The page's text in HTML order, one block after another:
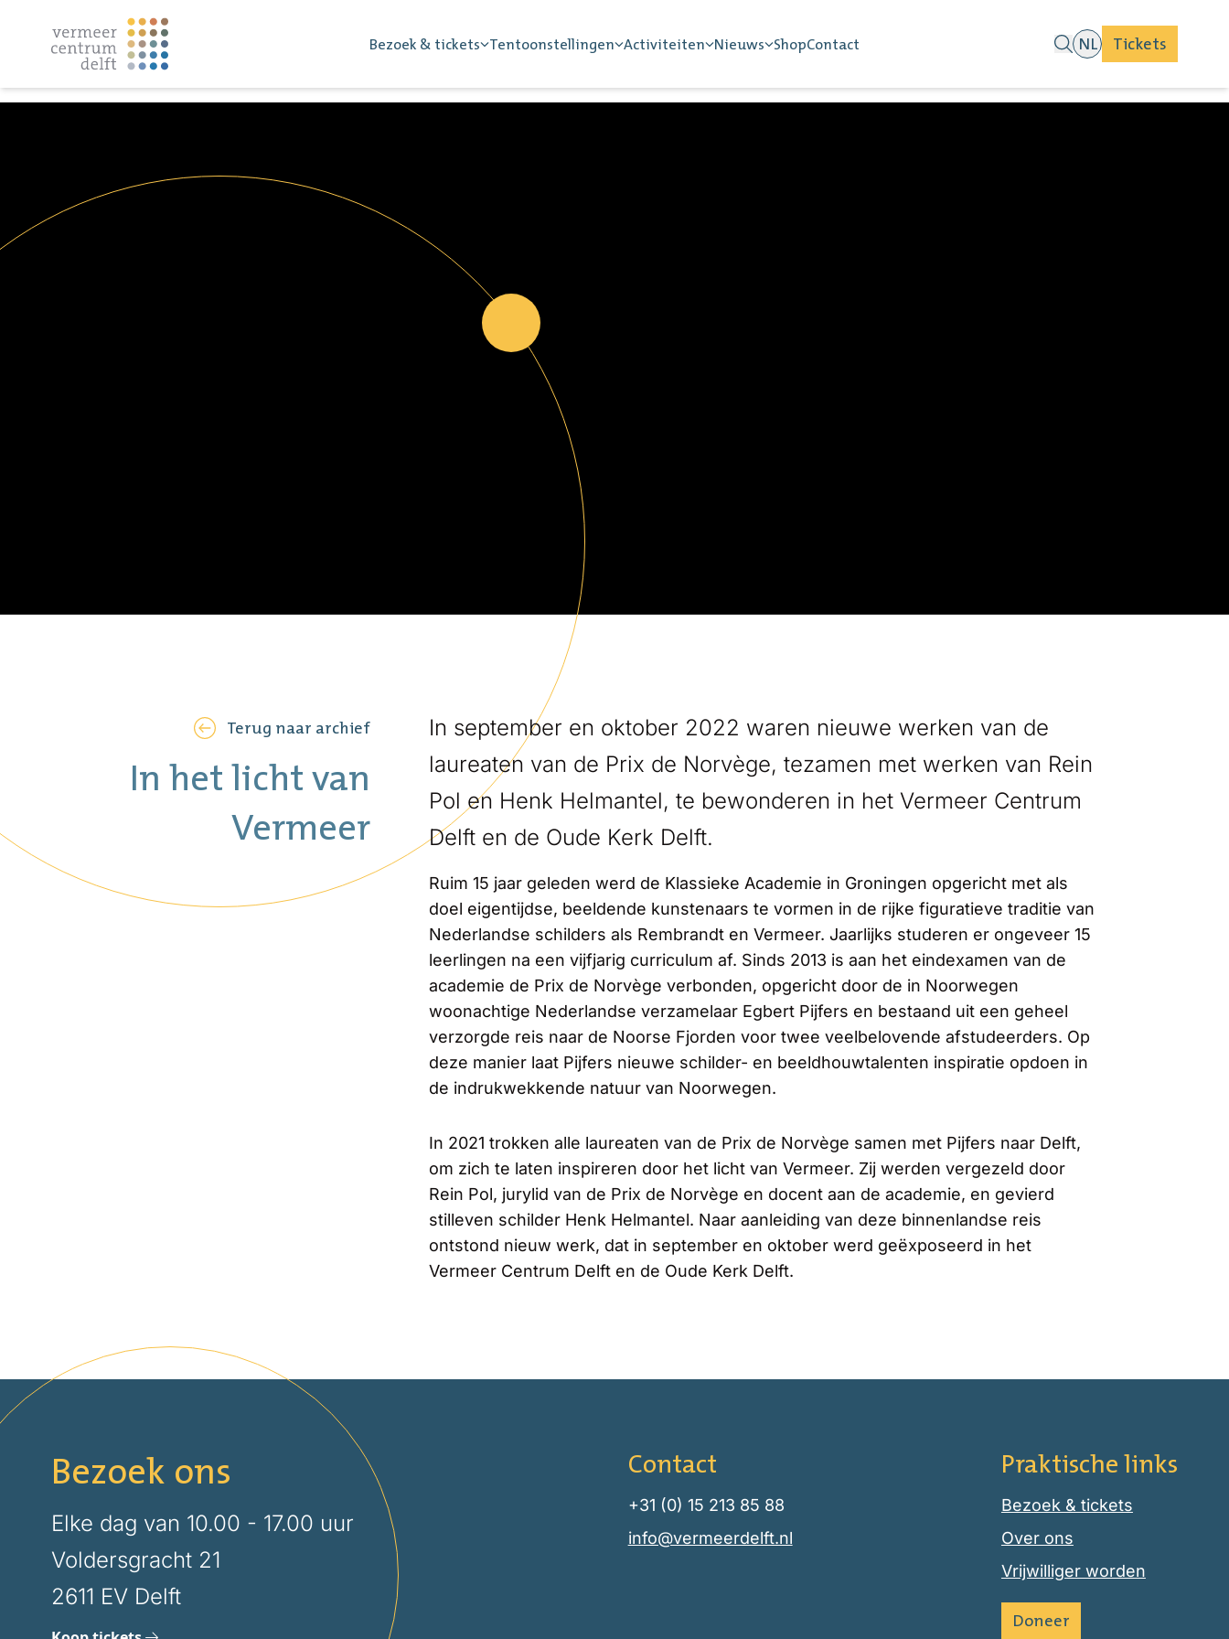
Bezoek & tickets Tentoonstellingen Activiteiten Nieuws ShopContact NL Tickets
Terug naar archief
In het licht van
Vermeer
In september en oktober 2022 waren nieuwe werken van de
laureaten van de Prix de Norvège, tezamen met werken van Rein
Pol en Henk Helmantel, te bewonderen in het Vermeer Centrum
Delft en de Oude Kerk Delft.
Ruim 15 jaar geleden werd de Klassieke Academie in Groningen opgericht met als
doel eigentijdse, beeldende kunstenaars te vormen in de rijke figuratieve traditie van
Nederlandse schilders als Rembrandt en Vermeer. Jaarlijks studeren er ongeveer 15
leerlingen na een vijfjarig curriculum af. Sinds 2013 is aan het eindexamen van de
academie de Prix de Norvège verbonden, opgericht door de in Noorwegen
woonachtige Nederlandse verzamelaar Egbert Pijfers en bestaand uit een geheel
verzorgde reis naar de Noorse Fjorden voor twee veelbelovende afstudeerders. Op
deze manier laat Pijfers nieuwe schilder- en beeldhouwtalenten inspiratie opdoen in
de indrukwekkende natuur van Noorwegen.
In 2021 trokken alle laureaten van de Prix de Norvège samen met Pijfers naar Delft,
om zich te laten inspireren door het licht van Vermeer. Zij werden vergezeld door
Rein Pol, jurylid van de Prix de Norvège en docent aan de academie, en gevierd
stilleven schilder Henk Helmantel. Naar aanleiding van deze binnenlandse reis
ontstond nieuw werk, dat in september en oktober werd geëxposeerd in het
Vermeer Centrum Delft en de Oude Kerk Delft.
Bezoek ons
Elke dag van 10.00 - 17.00 uur
Voldersgracht 21
2611 EV Delft
Contact
+31 (0) 15 213 85 88
info@vermeerdelft.nl
Praktische links
Bezoek & tickets
Over ons
Vrijwilliger worden
Doneer